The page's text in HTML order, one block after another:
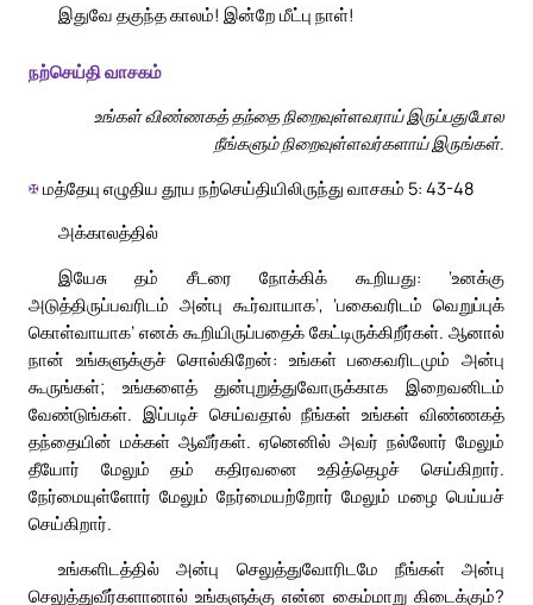
இதுவே தகுந்த காலம்! இன்றே மீட்பு நாள்!
நற்செய்தி வாசகம்
உங்கள் விண்ணகத் தந்தை நிறைவுள்ளவராய் இருப்பதுபோல
நீங்களும் நிறைவுள்ளவர்களாய் இருங்கள்.
✠மத்தேயு எழுதிய தூய நற்செய்தியிலிருந்து வாசகம் 5: 43-48
அக்காலத்தில்
இயேசு தம் சீடரை நோக்கிக் கூறியது: ‘உனக்கு
அடுத்திருப்பவரிடம் அன்பு கூர்வாயாக’, ‘பகைவரிடம் வெறுப்புக்
கொள்வாயாக’ எனக் கூறியிருப்பதைக் கேட்டிருக்கிறீர்கள். ஆனால்
நான் உங்களுக்குச் சொல்கிறேன்: உங்கள் பகைவரிடமும் அன்பு
கூருங்கள்; உங்களைத் துன்புறுத்துவோருக்காக இறைவனிடம்
வேண்டுங்கள். இப்படிச் செய்வதால் நீங்கள் உங்கள் விண்ணகத்
தந்தையின் மக்கள் ஆவீர்கள். ஏனெனில் அவர் நல்லோர் மேலும்
தீயோர் மேலும் தம் கதிரவனை உதித்தெழச் செய்கிறார்.
நேர்மையுள்ளோர் மேலும் நேர்மையற்றோர் மேலும் மழை பெய்யச்
செய்கிறார்.
உங்களிடத்தில் அன்பு செலுத்துவோரிடமே நீங்கள் அன்பு
செலுத்துவீர்களானால் உங்களுக்கு என்ன கைம்மாறு கிடைக்கும்?